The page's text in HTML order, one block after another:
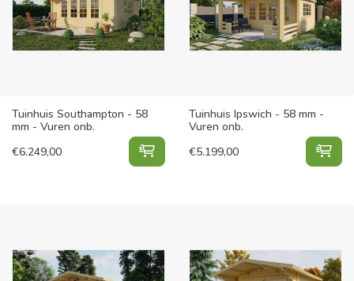
Tuinhuis Southampton - 58
mm - Vuren onb.
€6.249,00 Tuinhuis Southampton - 58 mm -
Tuinhuis Ipswich - 58 mm -
Vuren onb.
€5.199,00